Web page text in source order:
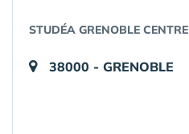
STUDÉA GRENOBLE CENTRE
38000 - GRENOBLE